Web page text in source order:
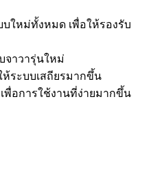
ใหม่ทั้งหมด เพื่อให้รองรับ
จาวารุ่นใหม่
ห้ระบบเสถียรมากขึ้น
พื่อการใช้งานที่ง่ายมากขึ้น